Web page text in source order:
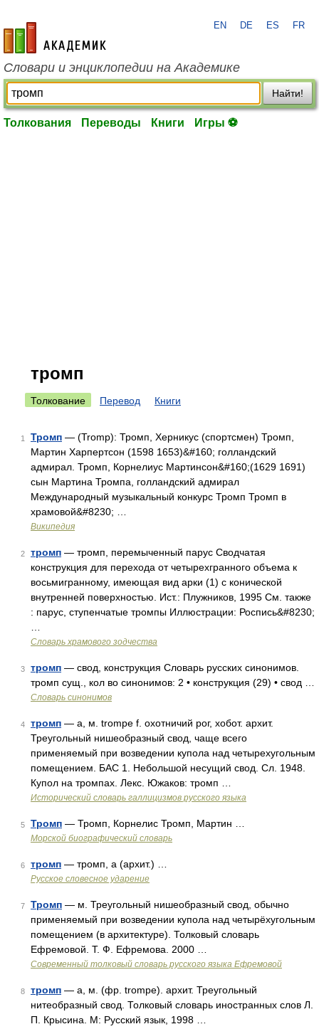
academic.ru
EN DE ES FR
Словари и энциклопедии на Академике
Найти!
Толкования Переводы Книги Игры ⚽
тромп
Толкование Перевод Книги
1 Тромп — (Tromp): Тромп, Херникус (спортсмен) Тромп,
Мартин Харпертсон (1598 1653)&#160; голландский
адмирал. Тромп, Корнелиус Мартинсон&#160;(1629 1691)
сын Мартина Тромпа, голландский адмирал
Международный музыкальный конкурс Тромп Тромп в
храмовой&#8230; …
Википедия
2 тромп — тромп, перемыченный парус Сводчатая
конструкция для перехода от четырехгранного объема к
восьмигранному, имеющая вид арки (1) с конической
внутренней поверхностью. Ист.: Плужников, 1995 См. также
: парус, ступенчатые тромпы Иллюстрации: Роспись&#8230;
Словарь храмового зодчества
3 тромп — свод, конструкция Словарь русских синонимов.
тромп сущ., кол во синонимов: 2 • конструкция (29) • свод …
Словарь синонимов
4 тромп — а, м. trompe f. охотничий рог, хобот. архит.
Треугольный нишеобразный свод, чаще всего
применяемый при возведении купола над четырехугольным
помещением. БАС 1. Небольшой несущий свод. Сл. 1948.
Купол на тромпах. Лекс. Южаков: тромп …
Исторический словарь галлицизмов русского языка
5 Тромп — Тромп, Корнелис Тромп, Мартин …
Морской биографический словарь
6 тромп — тромп, а (архит.) …
Русское словесное ударение
7 Тромп — м. Треугольный нишеобразный свод, обычно
применяемый при возведении купола над четырёхугольным
помещением (в архитектуре). Толковый словарь
Ефремовой. Т. Ф. Ефремова. 2000 …
Современный толковый словарь русского языка Ефремовой
8 тромп — а, м. (фр. trompe). архит. Треугольный
нитеобразный свод. Толковый словарь иностранных слов Л.
П. Крысина. М: Русский язык, 1998 …